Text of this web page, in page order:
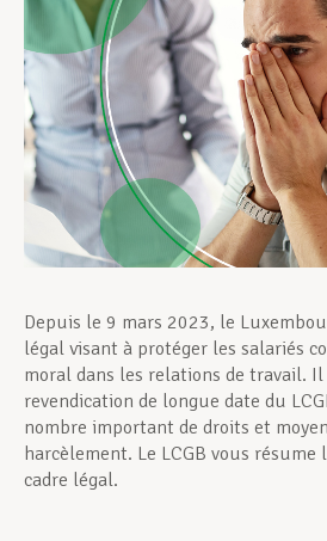
Devenir Membre
Actualités
Depuis le 9 mars 2023, le
légal visant à protéger les salariés
moral dans les relations de travail. Il
revendication de longue date du
nombre important de droits et
harcèlement. Le LCGB vous résume
cadre légal.